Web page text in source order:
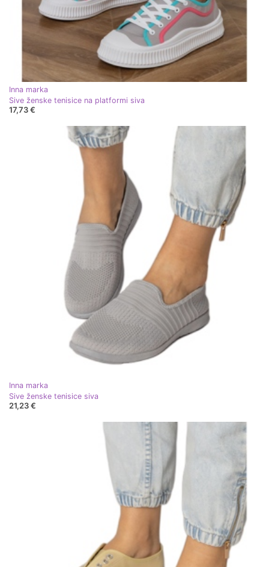
Inna marka
Sive ženske tenisice na platformi siva
17,73 €
Inna marka
Sive ženske tenisice siva
21,23 €